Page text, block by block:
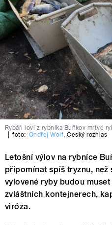
Rybáři loví z rybníka Buňkov mrtvé
foto: Ondřej Wolf,Český rozhlas
Letošní výlov na rybníce
připomínat spíš tryznu, než
vylovené ryby budou
zvláštních kontejnerech,
viróza.